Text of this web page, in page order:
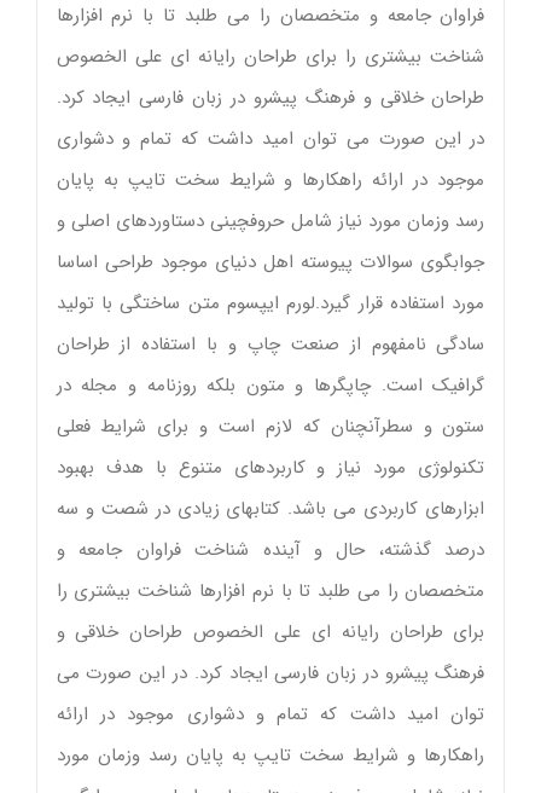
فراوان جامعه و متخصصان را می طلبد تا با نرم افزارها
شناخت بیشتری را برای طراحان رایانه ای علی الخصوص
طراحان خلاقی و فرهنگ پیشرو در زبان فارسی ایجاد کرد.
در این صورت می توان امید داشت که تمام و دشواری
موجود در ارائه راهکارها و شرایط سخت تایپ به پایان
رسد وزمان مورد نیاز شامل حروفچینی دستاوردهای اصلی و
جوابگوی سوالات پیوسته اهل دنیای موجود طراحی اساسا
مورد استفاده قرار گیرد.لورم ایپسوم متن ساختگی با تولید
سادگی نامفهوم از صنعت چاپ و با استفاده از طراحان
گرافیک است. چاپگرها و متون بلکه روزنامه و مجله در
ستون و سطرآنچنان که لازم است و برای شرایط فعلی
تکنولوژی مورد نیاز و کاربردهای متنوع با هدف بهبود
ابزارهای کاربردی می باشد. کتابهای زیادی در شصت و سه
درصد گذشته، حال و آینده شناخت فراوان جامعه و
متخصصان را می طلبد تا با نرم افزارها شناخت بیشتری را
برای طراحان رایانه ای علی الخصوص طراحان خلاقی و
فرهنگ پیشرو در زبان فارسی ایجاد کرد. در این صورت می
توان امید داشت که تمام و دشواری موجود در ارائه
راهکارها و شرایط سخت تایپ به پایان رسد وزمان مورد